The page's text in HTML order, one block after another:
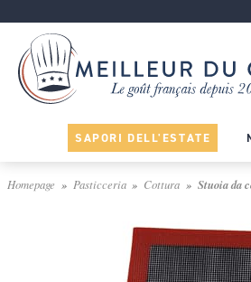
SAPORI DELL'ESTATE
Homepage Pasticceria Cottura Stuoia da